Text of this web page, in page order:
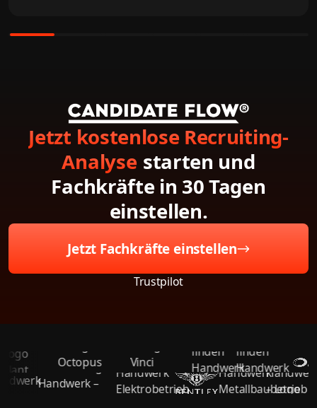
Jetzt kostenlose Recruiting-
Analyse starten und
Fachkräfte in 30 Tagen
einstellen.
Jetzt Fachkräfte einstellen
Trustpilot